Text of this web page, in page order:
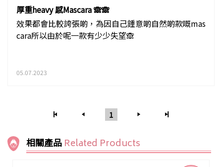
厚重heavy 感Mascara 🙈🙈
效果都會比較誇張啲，為因自己鍾意啲自然啲款嘅mas
cara所以由於呢一款有少少失望🙈
05.07.2023
1
相關產品 Related Products